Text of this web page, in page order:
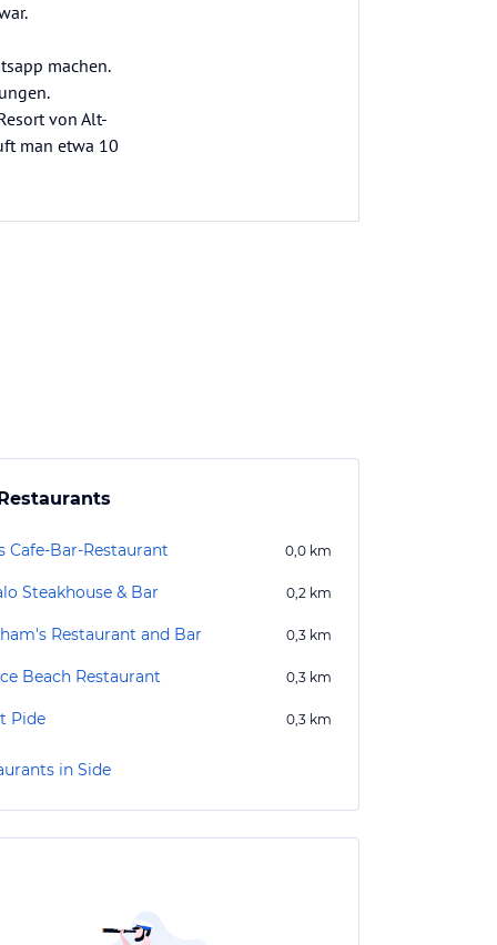
machen.
von Alt-
man etwa 10
Cafe-Bar-Restaurant 0,0 km
Steakhouse & Bar 0,2 km
Restaurant and Bar 0,3 km
Beach Restaurant 0,3 km
Pide 0,3 km
in Side